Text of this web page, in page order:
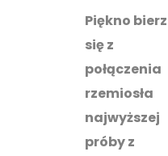
Piękno
się z
połączenia
rzemiosła
najwyższej
próby z